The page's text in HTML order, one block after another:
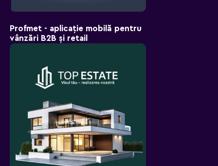
Profmet - aplicație mobilă pentru
vânzări B2B și retail